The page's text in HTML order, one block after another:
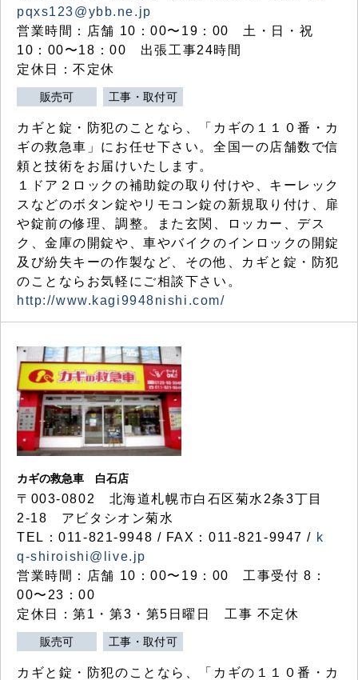
pqxs123@ybb.ne.jp
営業時間：店舗 10：00〜19：00 土・日・祝
10：00〜18：00 出張工事24時間
定休日：不定休
販売可 工事・取付可
カギと錠・防犯のことなら、「カギの１１０番・カ
ギの救急車」にお任せ下さい。全国一の店舗数で信
頼と技術をお届けいたします。
１ドア２ロックの補助錠の取り付けや、キーレック
スなどのボタン錠やリモコン錠の新規取り付け、扉
や錠前の修理、調整。また玄関、ロッカー、デス
ク、金庫の開錠や、車やバイクのインロックの開錠
及び紛失キーの作製など、その他、カギと錠・防犯
のことならお気軽にご相談下さい。
http://www.kagi9948nishi.com/
カギの救急車 白石店
〒003-0802 北海道札幌市白石区菊水2条3丁目
2-18 アビタシオン菊水
TEL：011-821-9948 / FAX：011-821-9947 / k
q-shiroishi@live.jp
営業時間：店舗 10：00〜19：00 工事受付 8：
00〜23：00
定休日：第1・第3・第5日曜日 工事 不定休
販売可 工事・取付可
カギと錠・防犯のことなら、「カギの１１０番・カ